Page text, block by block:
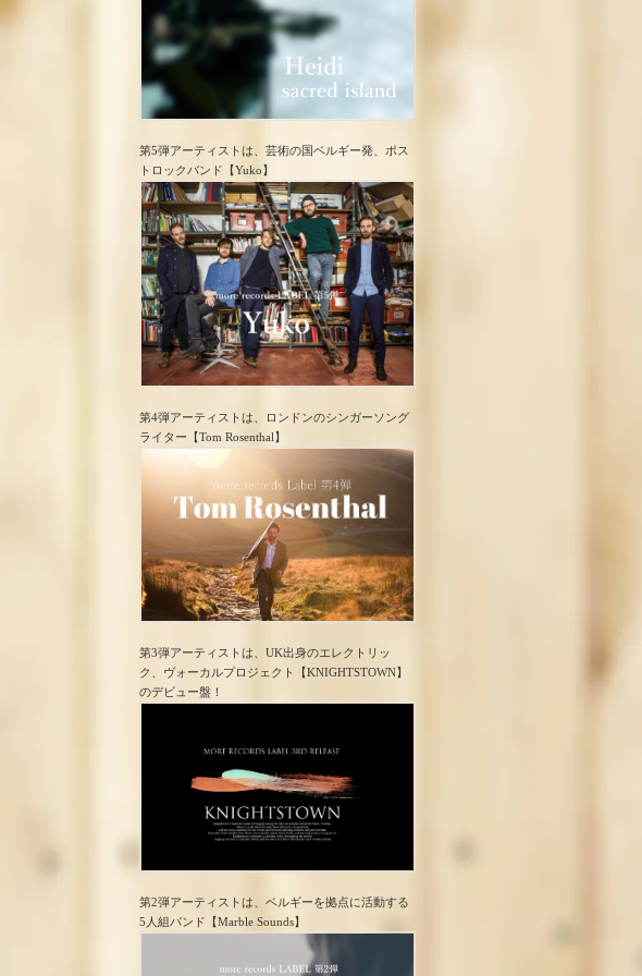
第5弾アーティストは、芸術の国ベルギー発、ポス
トロック​バンド【Yuko】
第4弾アーティストは、ロンドンのシンガーソング
ライター【Tom Rosenthal】
第3弾アーティストは、UK出身のエレクトリッ
ク、ヴォーカルプロジェクト【KNIGHTSTOWN】
のデビュー盤！
第2弾アーティストは、ベルギーを拠点に活動する
5人組バンド【Marble Sounds】